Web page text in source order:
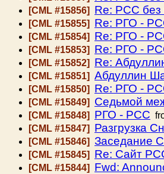
[CML #15856] Re: РСС без
[CML #15855] Re: РГО -
[CML #15854] Re: РГО -
[CML #15853] Re: РГО -
[CML #15852] Re:
[CML #15851] Абдуллин
[CML #15850] Re: РГО -
[CML #15849] Седьмой
[CML #15848] РГО - РСС
[CML #15847] Разгрузка
[CML #15846] Заседание
[CML #15845] Re: Сайт
[CML #15844] Fwd: